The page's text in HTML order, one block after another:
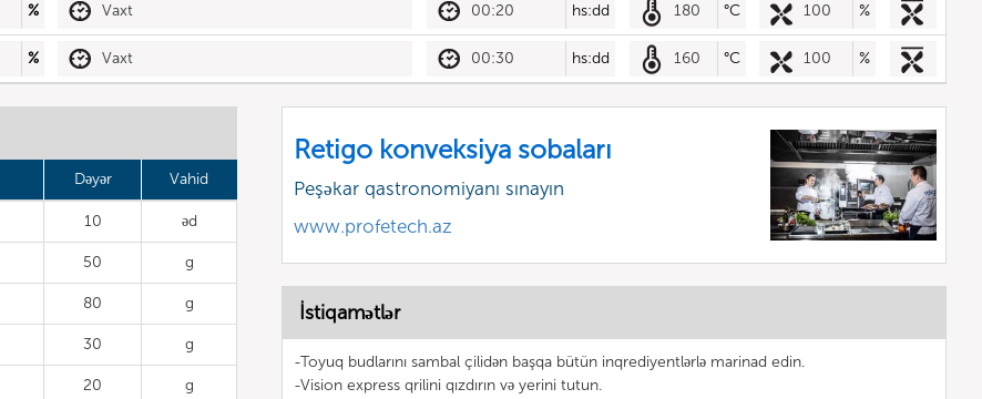
% Vaxt 00:20 hs:dd 180 °C 100 %
% Vaxt 00:30 hs:dd 160 °C 100 %
Dəyər Vahid
10 əd
50 g
80 g
30 g
20 g
Retigo konveksiya sobaları
Peşəkar qastronomiyanı sınayın
www.profetech.az
İstiqamətlər
-Toyuq budlarını sambal çilidən başqa bütün inqrediyentlərlə marinad edin.
-Vision express qrilini qızdırın və yerini tutun.